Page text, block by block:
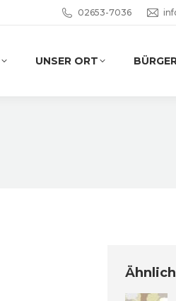
02653-7036
UNSER ORT